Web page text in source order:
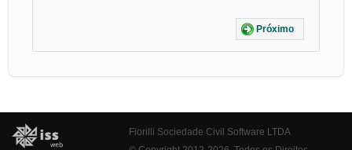
Próximo
Fiorilli Sociedade Civil Software LTDA